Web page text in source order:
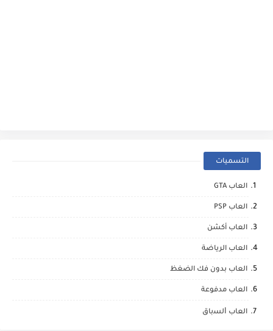
التسميات
العاب GTA
العاب PSP
العاب أكشن
العاب الرياضة
العاب بدون فك الضغظ
العاب مدفوعة
العاب ﺍﻟﺴباق